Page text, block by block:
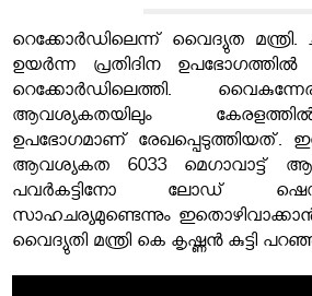
റെക്കോർഡിലെന്ന് വൈദ്യുത മന്ത്രി.
ഉയർന്ന പ്രതിദിന
റെക്കോർഡിലെത്തി.
ആവശ്യകതയിലും
ഉപഭോഗമാണ് രേഖപ്പെടുത്തിയത്.
ആവശ്യകത 6033 മെഗാവാട്ട്
പവർകട്ടിനോ ലോഡ്
സാഹചര്യമുണ്ടെന്നും
വൈദ്യുതി മന്ത്രി കെ കൃഷ്ണൻ കുട്ടി